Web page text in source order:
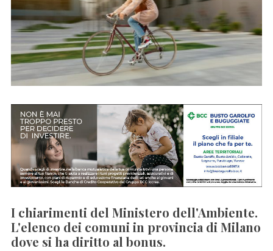
I chiarimenti del Ministero dell'Ambiente.
L'elenco dei comuni in provincia di Milano
dove si ha diritto al bonus.